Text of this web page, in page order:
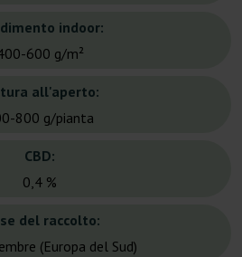
indoor:
600 g/m²
all'aperto:
800 g/pianta
CBD:
0,4 %
del raccolto:
(Europa del Sud)